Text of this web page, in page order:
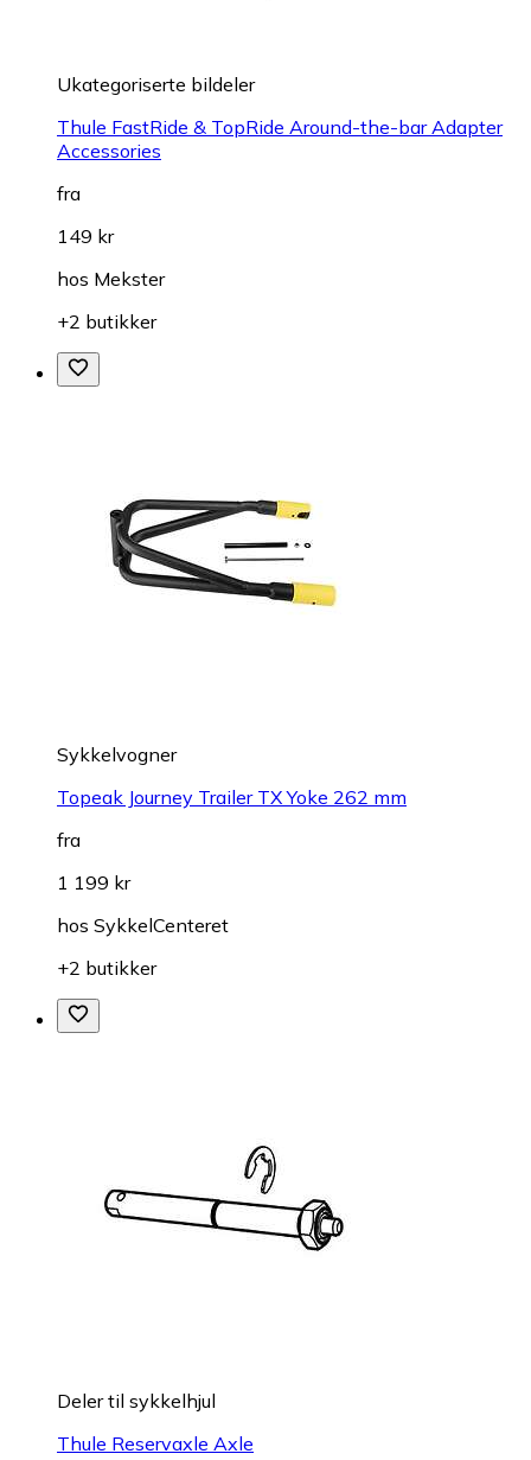
Ukategoriserte bildeler
Thule FastRide & TopRide Around-the-bar Adapter
Accessories
fra
149 kr
hos Mekster
+2 butikker
Sykkelvogner
Topeak Journey Trailer TX Yoke 262 mm
fra
1 199 kr
hos SykkelCenteret
+2 butikker
Deler til sykkelhjul
Thule Reservaxle Axle